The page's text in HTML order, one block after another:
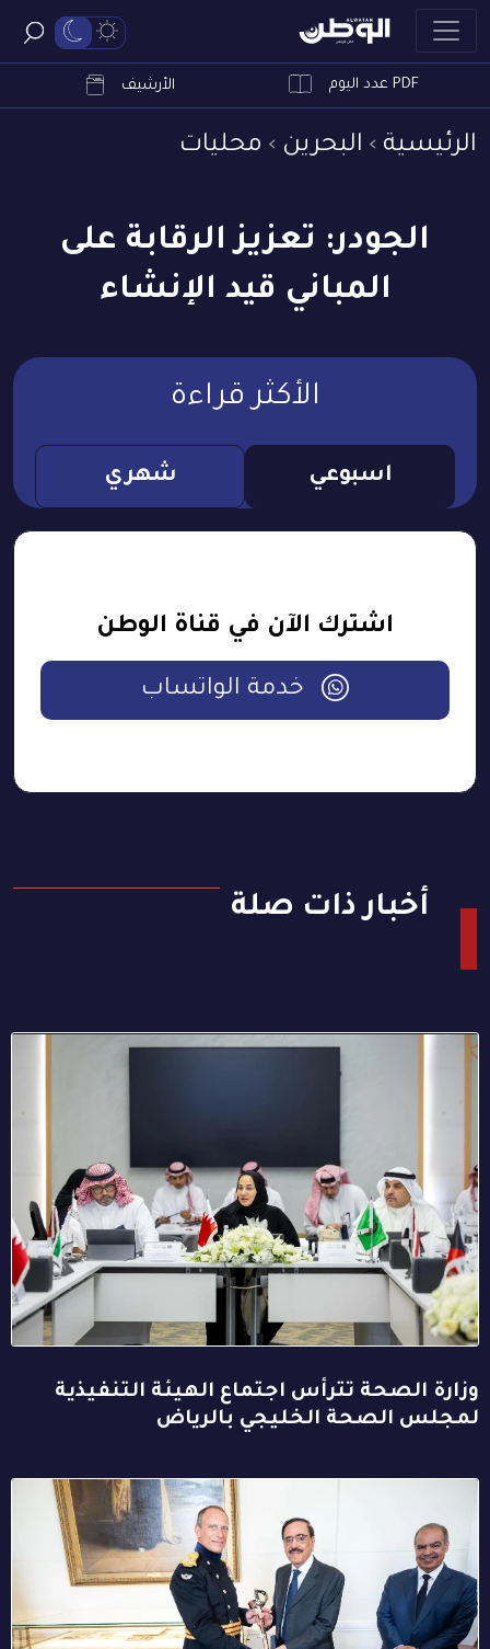
PDF عدد اليوم الأرشيف
الرئيسية البحرين محليات
الجودر: تعزيز الرقابة على
المباني قيد الإنشاء
الأكثر قراءة
اسبوعي شهري
اشترك الآن في قناة الوطن
خدمة الواتساب
أخبار ذات صلة
وزارة الصحة تترأس اجتماع الهيئة التنفيذية
لمجلس الصحة الخليجي بالرياض